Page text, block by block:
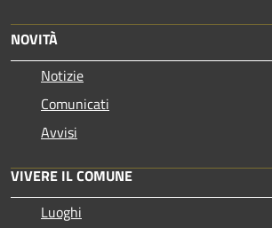
NOVITÀ
Notizie
Comunicati
Avvisi
VIVERE IL COMUNE
Luoghi